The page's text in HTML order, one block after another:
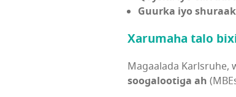
Guurka iyo
Xarumaha talo
Magaalada Karlsruhe,
soogalootiga ah